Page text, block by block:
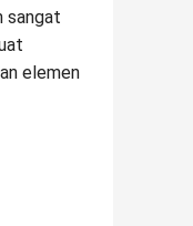
sangat
elemen